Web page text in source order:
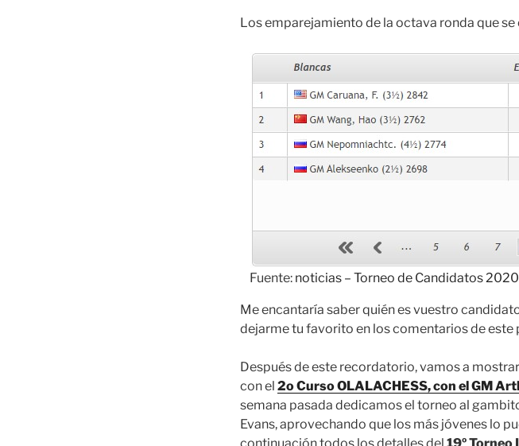
Los emparejamiento de la octava ronda que se
Fuente: noticias – Torneo de Candidatos
Me encantaría saber quién es vuestro
dejarme tu favorito en los comentarios de este
Después de este recordatorio, vamos a
con el 2o Curso OLALACHESS, con el GM
semana pasada dedicamos el torneo al
Evans, aprovechando que los más jóvenes lo